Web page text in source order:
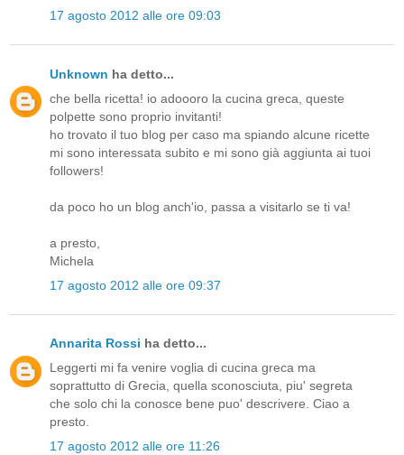
17 agosto 2012 alle ore 09:03
Unknown ha detto...
che bella ricetta! io adoooro la cucina greca, queste
polpette sono proprio invitanti!
ho trovato il tuo blog per caso ma spiando alcune ricette
mi sono interessata subito e mi sono già aggiunta ai tuoi
followers!
da poco ho un blog anch'io, passa a visitarlo se ti va!
a presto,
Michela
17 agosto 2012 alle ore 09:37
Annarita Rossi ha detto...
Leggerti mi fa venire voglia di cucina greca ma
soprattutto di Grecia, quella sconosciuta, piu' segreta
che solo chi la conosce bene puo' descrivere. Ciao a
presto.
17 agosto 2012 alle ore 11:26